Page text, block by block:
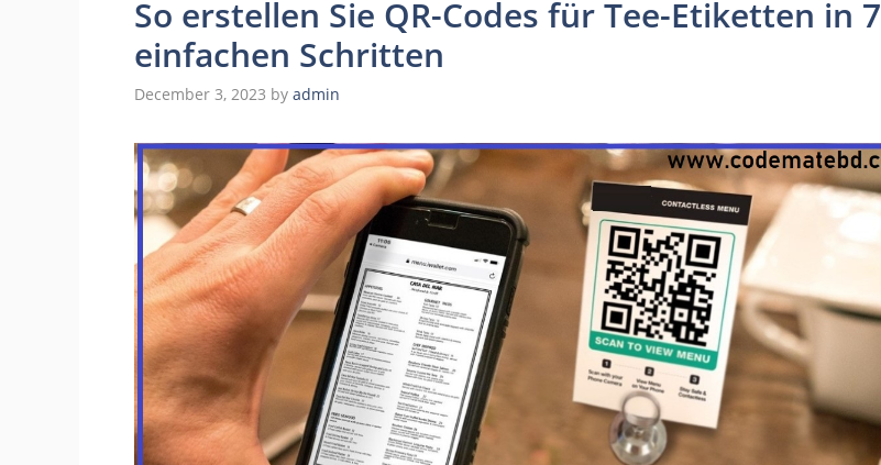
So erstellen Sie QR-Codes für Tee-Etiketten in 7
einfachen Schritten
December 3, 2023 by admin